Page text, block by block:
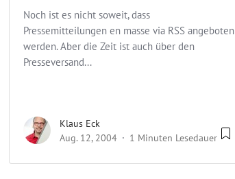
Noch ist es nicht soweit, dass
Pressemitteilungen en masse via RSS angeboten
werden. Aber die Zeit ist auch über den
Presseversand...
Klaus Eck
Aug. 12, 2004
1 Minuten Lesedauer